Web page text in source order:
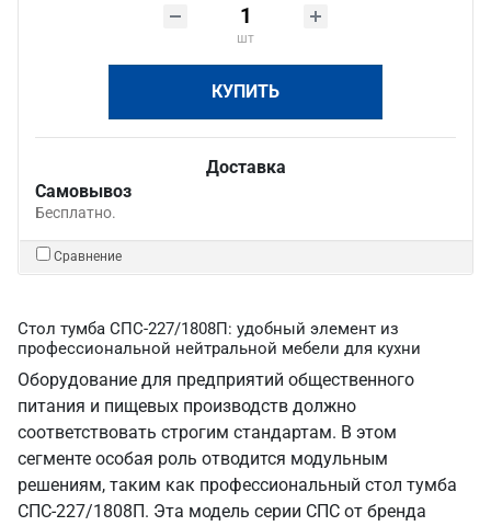
шт
КУПИТЬ
Доставка
Самовывоз
Бесплатно.
Сравнение
Стол тумба СПС-227/1808П: удобный элемент из
профессиональной нейтральной мебели для кухни
Оборудование для предприятий общественного
питания и пищевых производств должно
соответствовать строгим стандартам. В этом
сегменте особая роль отводится модульным
решениям, таким как профессиональный стол тумба
СПС-227/1808П. Эта модель серии СПС от бренда